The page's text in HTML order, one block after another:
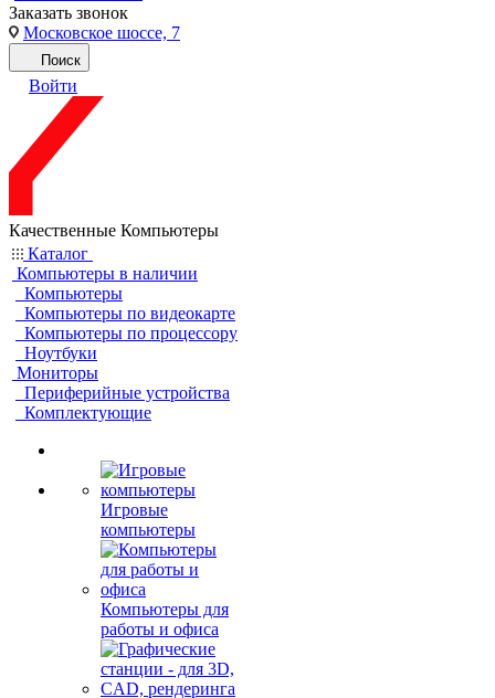
Заказать звонок
Московское шоссе, 7
Поиск
Войти
Качественные Компьютеры
Каталог
Компьютеры в наличии
Компьютеры
Компьютеры по видеокарте
Компьютеры по процессору
Ноутбуки
Мониторы
Периферийные устройства
Комплектующие
Игровые
компьютеры
Компьютеры для
работы и офиса